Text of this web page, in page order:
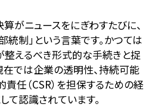
がニュースをにぎわすたびに、
制」という言葉です。かつては
えるべき形式的な手続きと捉
在では企業の透明性、持続可能
任（CSR）を担保するための経
て認識されています。